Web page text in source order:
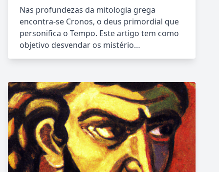
Nas profundezas da mitologia grega
encontra-se Cronos, o deus primordial que
personifica o Tempo. Este artigo tem como
objetivo desvendar os mistério…